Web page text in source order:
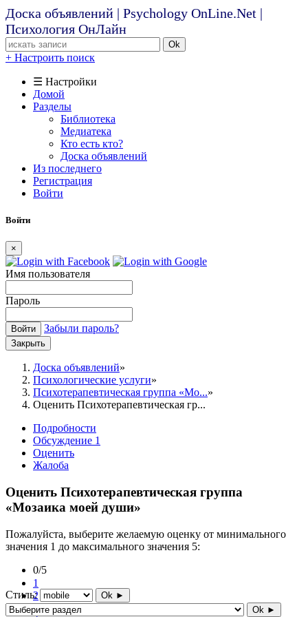
Доска объявлений | Psychology OnLine.Net |
Психология ОнЛайн
Ok
+ Настроить поиск
☰ Настройки
Домой
Разделы
Библиотека
Медиатека
Кто есть кто?
Доска объявлений
Из последнего
Регистрация
Войти
Войти
×
Имя пользователя
Пароль
Войти Забыли пароль?
Закрыть
Доска объявлений
Психологические услуги
Психотерапевтическая группа «Мо...
Оценить Психотерапевтическая гр...
Подробности
Обсуждение 1
Оценить
Жалоба
Оценить Психотерапевтическая группа
«Мозаика моей души»
Пожалуйста, выберите желаемую оценку от минимального
значения 1 до максимального значения 5:
0/5
1
2
3
Стиль:
Ok ►
Ok ►